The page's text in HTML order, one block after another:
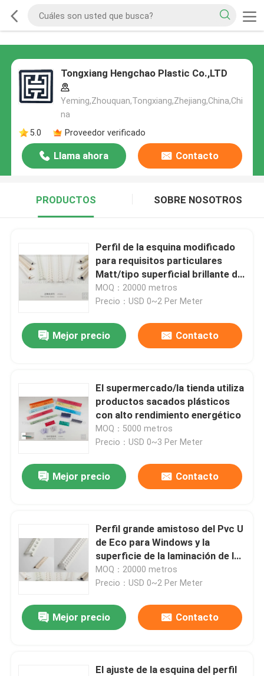
Tongxiang Hengchao Plastic Co.,LTD
Yeming,Zhouquan,Tongxiang,Zhejiang,China,Chi
na
5.0
Proveedor verificado
Llama ahora Contacto
PRODUCTOS SOBRE NOSOTROS
Perfil de la esquina modificado
para requisitos particulares
Matt/tipo superficial brillante del
PVC del color opcional
MOQ：20000 metros
Precio：USD 0~2 Per Meter
Mejor precio Contacto
El supermercado/la tienda utiliza
productos sacados plásticos
con alto rendimiento energético
MOQ：5000 metros
Precio：USD 0~3 Per Meter
Mejor precio Contacto
Perfil grande amistoso del Pvc U
de Eco para Windows y la
superficie de la laminación de las
puertas los 5.95m
MOQ：20000 metros
Precio：USD 0~2 Per Meter
Mejor precio Contacto
El ajuste de la esquina del perfil